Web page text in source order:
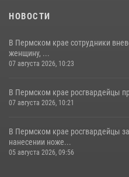
НОВОСТИ
В Пермском крае сотрудники
женщину, ...
07 августа 2026, 10:23
В Пермском крае росгвардейцы
07 августа 2026, 10:21
В Пермском крае росгвардейцы
нанесении ноже...
05 августа 2026, 09:56